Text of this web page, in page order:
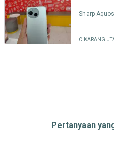
CIKARANG
Pertanyaan